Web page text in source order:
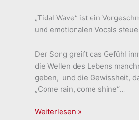
„Tidal Wave“ ist ein
und emotionalen Vocals
Der Song greift das Gefühl
die Wellen des Lebens
geben, und die Gewissheit,
„Come rain, come shine“…
Philipp
Weiterlesen »